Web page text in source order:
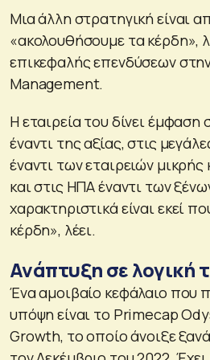
Μια άλλη στρατηγική είναι
«ακολουθήσουμε τα κέρδη»,
επικεφαλής επενδύσεων
Management.
Η εταιρεία του δίνει
έναντι της αξίας, στις
έναντι των εταιρειών
και στις ΗΠΑ έναντι των
χαρακτηριστικά είναι εκεί
κέρδη», λέει.
Ανάπτυξη σε λογική
Ένα αμοιβαίο κεφάλαιο που
υπόψη είναι το Primecap
Growth, το οποίο άνοιξε